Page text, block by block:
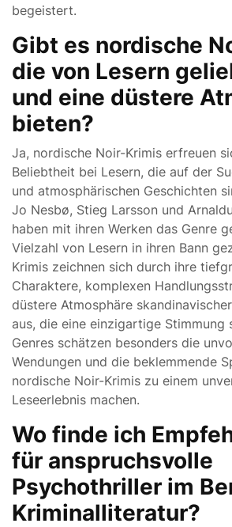
begeistert.
Gibt es nordische
die von Lesern
und eine düstere
bieten?
Ja, nordische Noir-Krimis erfreuen
Beliebtheit bei Lesern, die auf der
und atmosphärischen Geschichten
Jo Nesbø, Stieg Larsson und
haben mit ihren Werken das Genre
Vielzahl von Lesern in ihren Bann
Krimis zeichnen sich durch ihre
Charaktere, komplexen
düstere Atmosphäre
aus, die eine einzigartige Stimmung
Genres schätzen besonders die
Wendungen und die beklemmende
nordische Noir-Krimis zu einem
Leseerlebnis machen.
Wo finde ich
für anspruchsvolle
Psychothriller im
Kriminalliteratur?